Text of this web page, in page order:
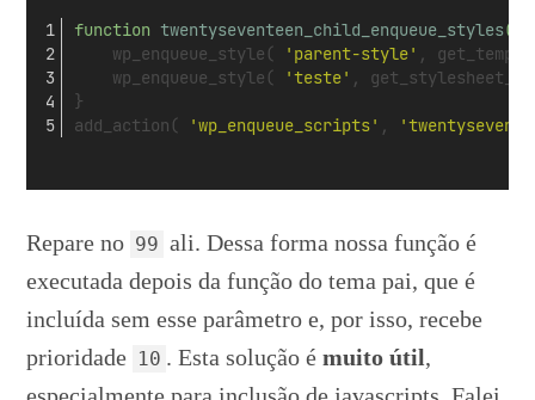
function twentyseventeen_child_enqueue_styles()
    wp_enqueue_style(
'parent-style'
,
    wp_enqueue_style(
'teste'
,
}
add_action(
'wp_enqueue_scripts'
Repare no 99 ali. Dessa forma nossa função é
executada depois da função do tema pai, que é
incluída sem esse parâmetro e, por isso, recebe
prioridade 10 . Esta solução émuito útil,
especialmente para inclusão de javascripts. Falei